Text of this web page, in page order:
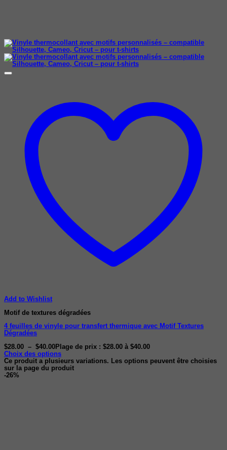
Add to Wishlist
Motif de textures dégradées
4 feuilles de vinyle pour transfert thermique avec Motif Textures
Dégradées
$28.00 – $40.00 Plage de prix : $28.00 à $40.00
Choix des options
Ce produit a plusieurs variations. Les options peuvent être choisies
sur la page du produit
-26%